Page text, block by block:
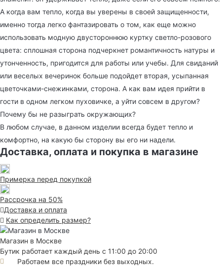
А когда вам тепло, когда вы уверены в своей защищенности,
именно тогда легко фантазировать о том, как еще можно
использовать модную двустороннюю куртку светло-розового
цвета: сплошная сторона подчеркнет романтичность натуры и
утонченность, пригодится для работы или учебы. Для свиданий
или веселых вечеринок больше подойдет вторая, усыпанная
цветочками-снежинками, сторона. А как вам идея прийти в
гости в одном легком пуховичке, а уйти совсем в другом?
Почему бы не разыграть окружающих?
В любом случае, в данном изделии всегда будет тепло и
комфортно, на какую бы сторону вы его ни надели.
Доставка, оплата и покупка в магазине
Примерка перед покупкой
Рассрочка на 50%
Доставка и оплата
Как определить размер?
Магазин в Москве
Бутик работает каждый день с 11:00 до 20:00
Работаем все праздники без выходных.